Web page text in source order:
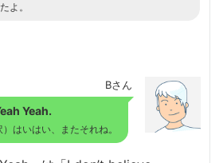
よ。
Bさん
Yeah.
）はいはい、またそれね。